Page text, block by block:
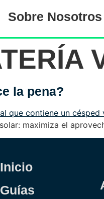
Sobre Nosotros
la pena?
maximiza el
Inicio
Guías